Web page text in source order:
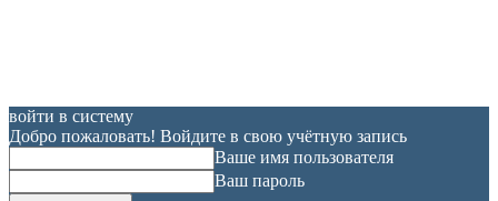
войти в систему
Добро пожаловать! Войдите в свою учётную запись
Ваше имя пользователя
Ваш пароль